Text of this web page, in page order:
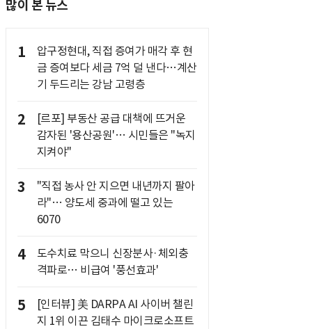
많이 본 뉴스
1
압구정현대, 직접 증여가 매각 후 현
금 증여보다 세금 7억 덜 낸다…계산
기 두드리는 강남 고령층
2
[르포] 부동산 공급 대책에 뜨거운
감자된 '용산공원'… 시민들은 "녹지
지켜야"
3
"직접 농사 안 지으면 내년까지 팔아
라"… 양도세 중과에 떨고 있는
6070
4
도수치료 막으니 신장분사·체외충
격파로… 비급여 '풍선효과'
5
[인터뷰] 美 DARPA AI 사이버 챌린
지 1위 이끈 김태수 마이크로소프트